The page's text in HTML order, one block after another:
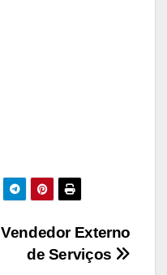
Vendedor Externo
de Serviços